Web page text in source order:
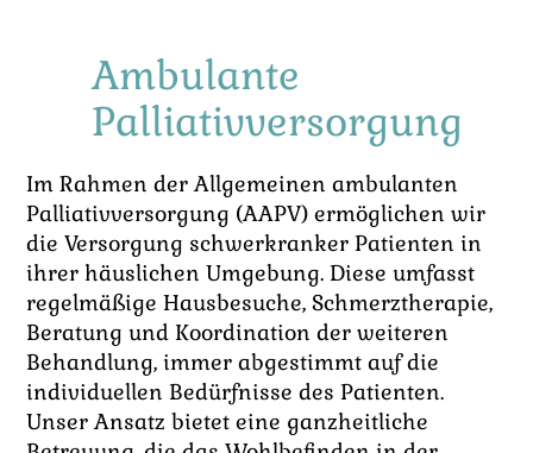
Ambulante
Palliativversorgung
Im Rahmen der Allgemeinen ambulanten
Palliativversorgung (AAPV) ermöglichen wir
die Versorgung schwerkranker Patienten in
ihrer häuslichen Umgebung. Diese umfasst
regelmäßige Hausbesuche, Schmerztherapie,
Beratung und Koordination der weiteren
Behandlung, immer abgestimmt auf die
individuellen Bedürfnisse des Patienten.
Unser Ansatz bietet eine ganzheitliche